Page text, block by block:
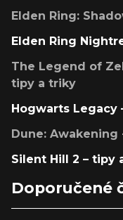
Elden Ring:
Elden Ring
The Legend of
tipy a triky
Hogwarts Legacy
Dune:
Silent Hill 2 – tipy
Doporučené